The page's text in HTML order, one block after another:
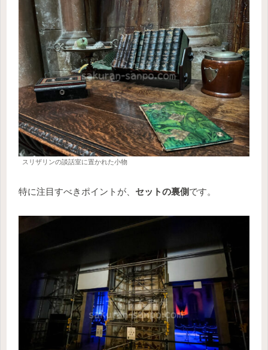
スリザリンの談話室に置かれた小物
特に注目すべきポイントが、 セットの裏側です。